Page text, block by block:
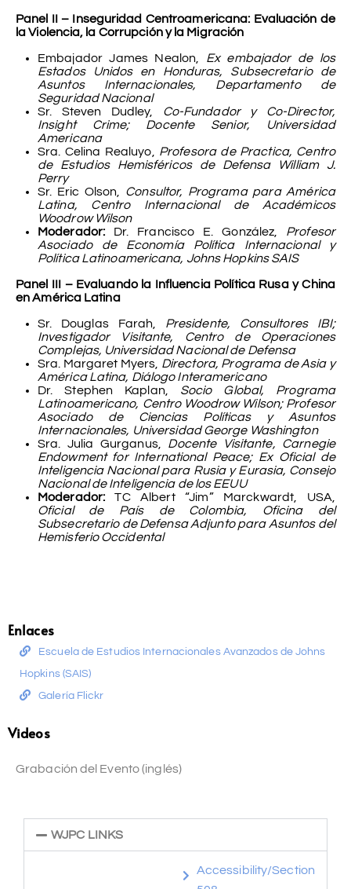
Panel II – Inseguridad Centroamericana: Evaluación de
la Violencia, la Corrupción y la Migración
Embajador James Nealon, Ex embajador de los
Estados Unidos en Honduras, Subsecretario de
Asuntos Internacionales, Departamento de
Seguridad Nacional
Sr. Steven Dudley, Co-Fundador y Co-Director,
Insight Crime; Docente Senior, Universidad
Americana
Sra. Celina Realuyo, Profesora de Practica, Centro
de Estudios Hemisféricos de Defensa William J.
Perry
Sr. Eric Olson, Consultor, Programa para América
Latina, Centro Internacional de Académicos
Woodrow Wilson
Moderador: Dr. Francisco E. González, Profesor
Asociado de Economía Política Internacional y
Política Latinoamericana, Johns Hopkins SAIS
Panel III – Evaluando la Influencia Política Rusa y China
en América Latina
Sr. Douglas Farah, Presidente, Consultores IBI;
Investigador Visitante, Centro de Operaciones
Complejas, Universidad Nacional de Defensa
Sra. Margaret Myers, Directora, Programa de Asia y
América Latina, Diálogo Interamericano
Dr. Stephen Kaplan, Socio Global, Programa
Latinoamericano, Centro Woodrow Wilson; Profesor
Asociado de Ciencias Políticas y Asuntos
Internacionales, Universidad George Washington
Sra. Julia Gurganus, Docente Visitante, Carnegie
Endowment for International Peace; Ex Oficial de
Inteligencia Nacional para Rusia y Eurasia, Consejo
Nacional de Inteligencia de los EEUU
Moderador: TC Albert “Jim” Marckwardt, USA,
Oficial de País de Colombia, Oficina del
Subsecretario de Defensa Adjunto para Asuntos del
Hemisferio Occidental
Enlaces
Escuela de Estudios Internacionales Avanzados de Johns
Hopkins (SAIS)
Galería Flickr
Videos
Grabación del Evento (inglés)
WJPC LINKS
Accessibility/Section